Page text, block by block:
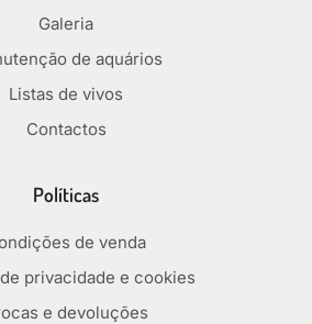
Galeria
de aquários
Listas de vivos
Contactos
Políticas
de venda
privacidade e cookies
e devoluções